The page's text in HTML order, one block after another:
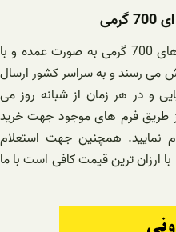
یا اسپاگتی های 700 گرمی به صورت عمده و با
می رسند و به سراسر کشور ارسال
و در هر زمان از شبانه روز می
طریق فرم های موجود جهت خرید
نمایید. همچنین جهت استعلام
ارزان ترین قیمت کافی است با ما